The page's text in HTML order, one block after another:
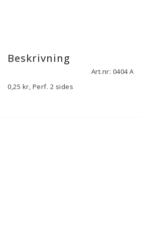
Beskrivning
Art.nr: 0404 A
0,25 kr, Perf. 2 sides